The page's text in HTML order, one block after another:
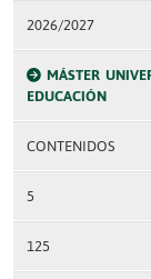
2026/2027
MÁSTER
EDUCACIÓN
CONTENIDOS
5
125